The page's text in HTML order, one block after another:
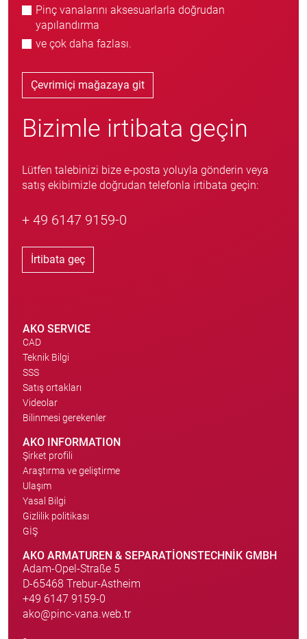
Pinç vanalarını aksesuarlarla doğrudan
yapılandırma
ve çok daha fazlası.
Çevrimiçi mağazaya git
Bizimle irtibata geçin
Lütfen talebinizi bize e-posta yoluyla gönderin veya
satış ekibimizle doğrudan telefonla irtibata geçin:
+ 49 6147 9159-0
İrtibata geç
AKO SERVICE
CAD
Teknik Bilgi
SSS
Satış ortakları
Videolar
Bilinmesi gerekenler
AKO INFORMATION
Şirket profili
Araştırma ve geliştirme
Ulaşım
Yasal Bilgi
Gizlilik politikası
GİŞ
AKO ARMATUREN & SEPARATIONSTECHNIK GMBH
Adam-Opel-Straße 5
D-65468 Trebur-Astheim
+49 6147 9159-0
ako@pinc-vana.web.tr